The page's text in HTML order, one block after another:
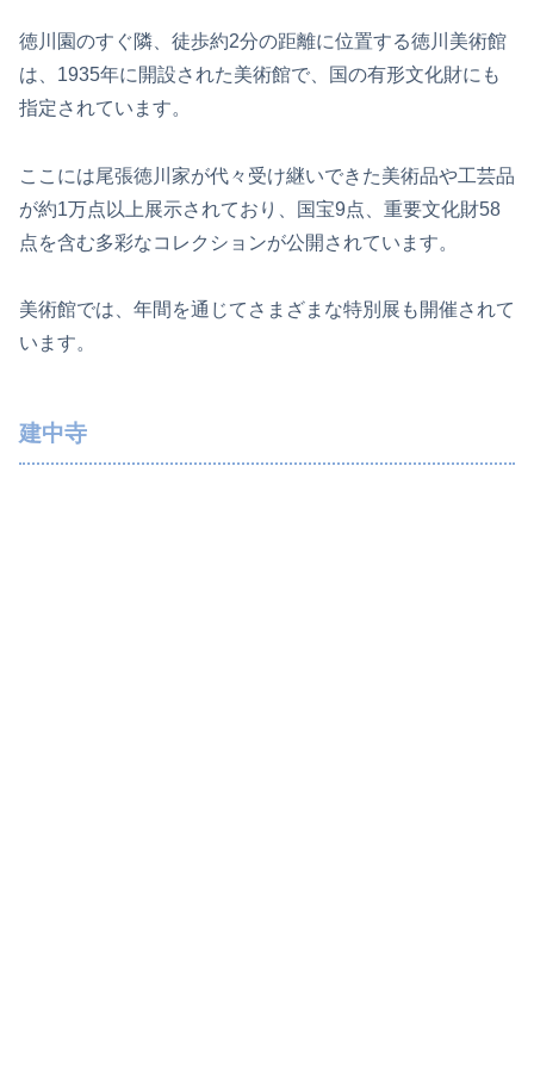
徳川園のすぐ隣、徒歩約2分の距離に位置する徳川美術館
は、1935年に開設された美術館で、国の有形文化財にも
指定されています。
ここには尾張徳川家が代々受け継いできた美術品や工芸品
が約1万点以上展示されており、国宝9点、重要文化財58
点を含む多彩なコレクションが公開されています。
美術館では、年間を通じてさまざまな特別展も開催されて
います。
建中寺